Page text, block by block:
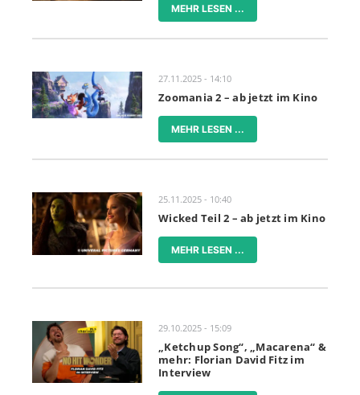
MEHR LESEN ...
27.11.2025 - 14:10
Zoomania 2 – ab jetzt im Kino
MEHR LESEN ...
25.11.2025 - 10:40
Wicked Teil 2 – ab jetzt im Kino
MEHR LESEN ...
29.10.2025 - 15:09
„Ketchup Song“, „Macarena“ &
mehr: Florian David Fitz im
Interview